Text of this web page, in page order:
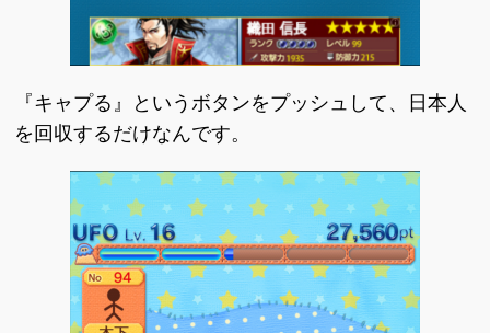
『キャプる』というボタンをプッシュして、日本人
を回収するだけなんです。